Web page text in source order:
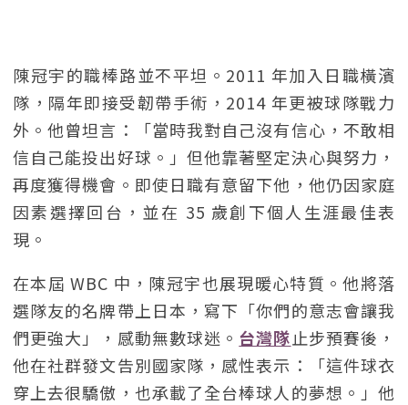
陳冠宇的職棒路並不平坦。2011 年加入日職橫濱
隊，隔年即接受韌帶手術，2014 年更被球隊戰力
外。他曾坦言：「當時我對自己沒有信心，不敢相
信自己能投出好球。」但他靠著堅定決心與努力，
再度獲得機會。即使日職有意留下他，他仍因家庭
因素選擇回台，並在 35 歲創下個人生涯最佳表
現。
在本屆 WBC 中，陳冠宇也展現暖心特質。他將落
選隊友的名牌帶上日本，寫下「你們的意志會讓我
們更強大」，感動無數球迷。 台灣隊止步預賽後，
他在社群發文告別國家隊，感性表示：「這件球衣
穿上去很驕傲，也承載了全台棒球人的夢想。」他